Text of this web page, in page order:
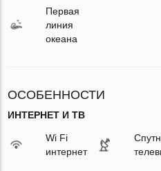
Первая
линия
океана
ОСОБЕННОСТИ
ИНТЕРНЕТ И ТВ
Wi Fi
интернет